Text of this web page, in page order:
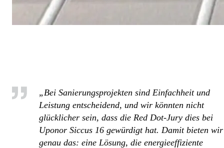
„Bei Sanierungsprojekten sind Einfachheit und
Leistung entscheidend, und wir könnten nicht
glücklicher sein, dass die Red Dot-Jury dies bei
Uponor Siccus 16 gewürdigt hat. Damit bieten wir
genau das: eine Lösung, die energieeffiziente